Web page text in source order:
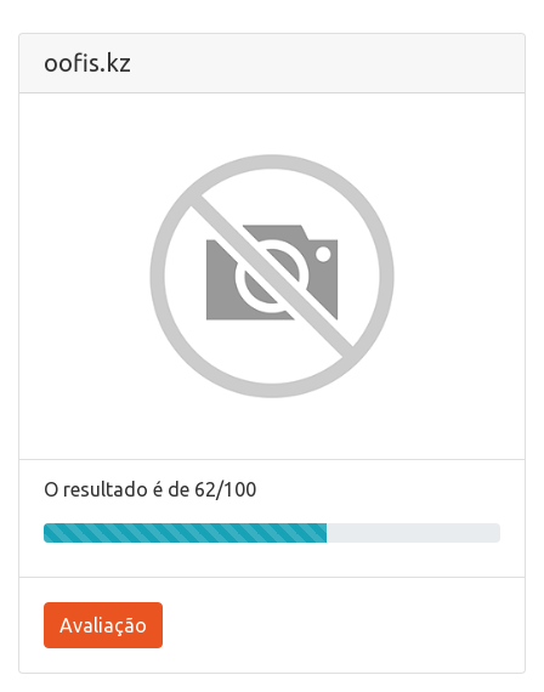
oofis.kz
O resultado é de 62/100
Avaliação